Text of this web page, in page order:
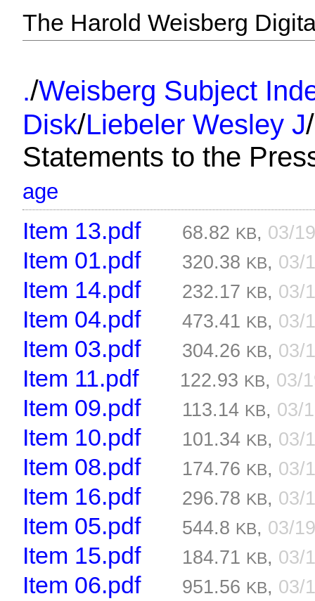
The Harold Weisberg
./Weisberg Subject
Disk/Liebeler Wesley J/
Statements to the
age
Item 13.pdf 68.82 KB, 03/
Item 01.pdf 320.38 KB, 03/
Item 14.pdf 232.17 KB, 03/
Item 04.pdf 473.41 KB, 03/
Item 03.pdf 304.26 KB, 03/
Item 11.pdf 122.93 KB, 03/
Item 09.pdf 113.14 KB, 03/
Item 10.pdf 101.34 KB, 03/
Item 08.pdf 174.76 KB, 03/
Item 16.pdf 296.78 KB, 03/
Item 05.pdf 544.8 KB, 03/
Item 15.pdf 184.71 KB, 03/
Item 06.pdf 951.56 KB, 03/